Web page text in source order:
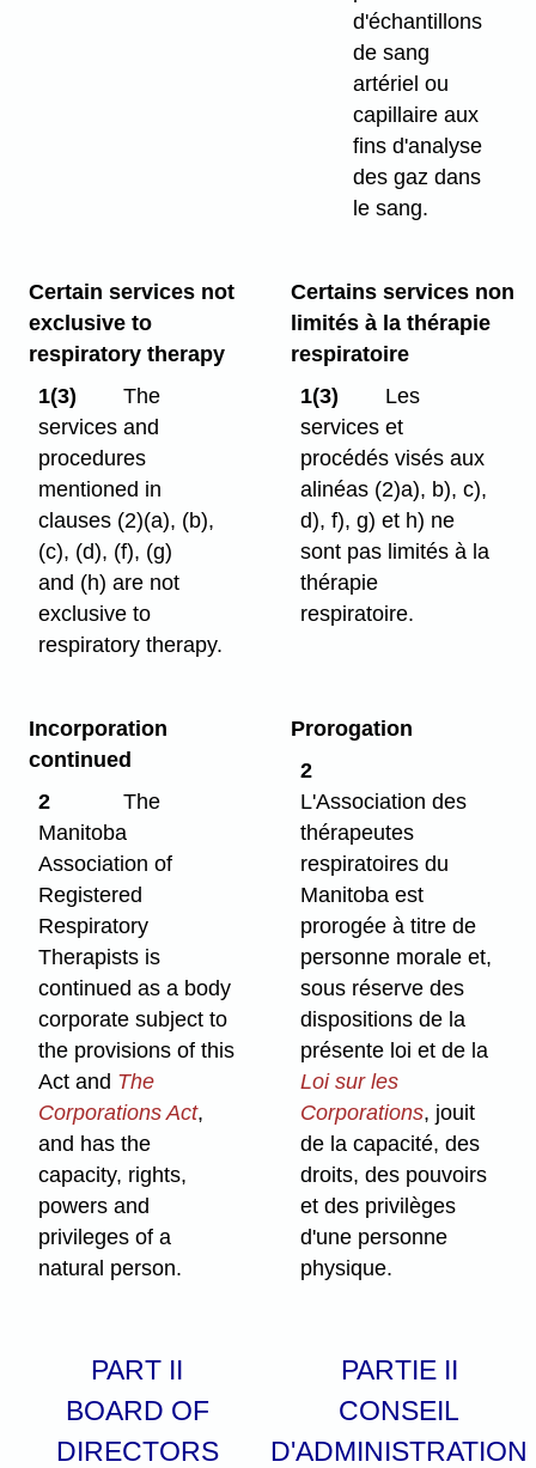
d'échantillons
de sang
artériel ou
capillaire aux
fins d'analyse
des gaz dans
le sang.
Certain services not
exclusive to
respiratory therapy
1(3)
The
services and
procedures
mentioned in
clauses (2)⁠(a), (b),
(c), (d), (f), (g)
and (h) are not
exclusive to
respiratory therapy.
Certains services non
limités à la thérapie
respiratoire
1(3)
Les
services et
procédés visés aux
alinéas (2)a), b), c),
d), f), g) et h) ne
sont pas limités à la
thérapie
respiratoire.
Incorporation
continued
2
The
Manitoba
Association of
Registered
Respiratory
Therapists is
continued as a body
corporate subject to
the provisions of this
Act and The
Corporations Act,
and has the
capacity, rights,
powers and
privileges of a
natural person.
Prorogation
2
L'Association des
thérapeutes
respiratoires du
Manitoba est
prorogée à titre de
personne morale et,
sous réserve des
dispositions de la
présente loi et de la
Loi sur les
Corporations, jouit
de la capacité, des
droits, des pouvoirs
et des privilèges
d'une personne
physique.
PART II
BOARD OF
DIRECTORS
PARTIE II
CONSEIL
D'ADMINISTRATION